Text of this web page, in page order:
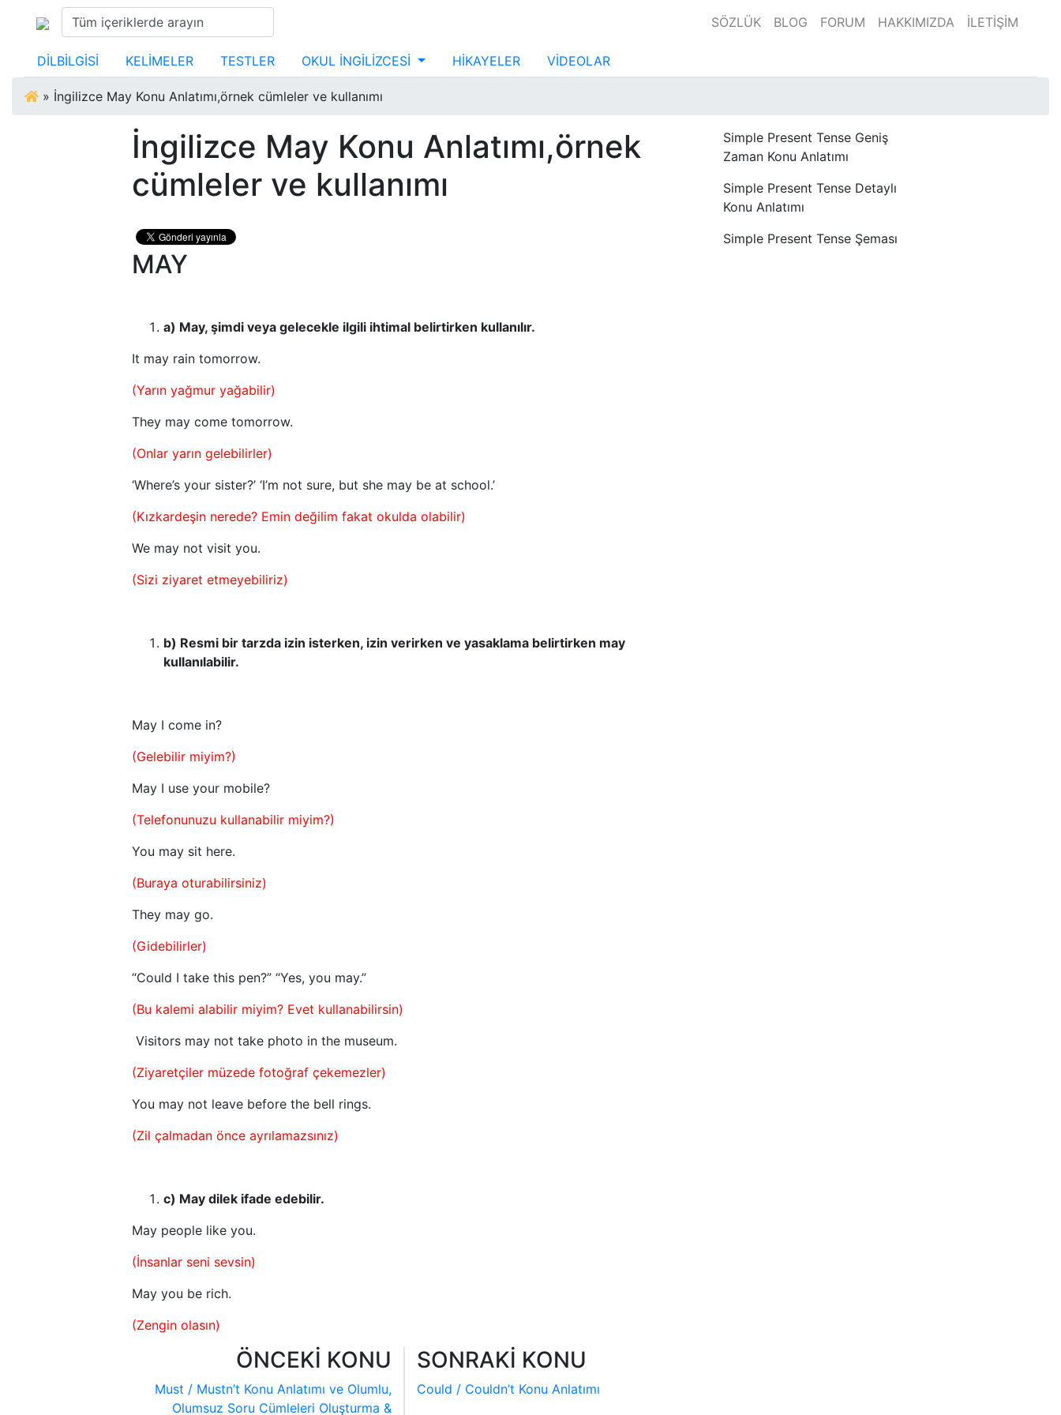
SÖZLÜK BLOG FORUM HAKKIMIZDA İLETİŞİM
DİLBİLGİSİ KELİMELER TESTLER OKUL İNGİLİZCESİ HİKAYELER VİDEOLAR
» İngilizce May Konu Anlatımı,örnek cümleler ve kullanımı
İngilizce May Konu Anlatımı,örnek
cümleler ve kullanımı
MAY
a) May, şimdi veya gelecekle ilgili ihtimal belirtirken kullanılır.
It may rain tomorrow.
(Yarın yağmur yağabilir)
They may come tomorrow.
(Onlar yarın gelebilirler)
‘Where’s your sister?’ ‘I’m not sure, but she may be at school.’
(Kızkardeşin nerede? Emin değilim fakat okulda olabilir)
We may not visit you.
(Sizi ziyaret etmeyebiliriz)
b) Resmi bir tarzda izin isterken, izin verirken ve yasaklama belirtirken may
kullanılabilir.
May I come in?
(Gelebilir miyim?)
May I use your mobile?
(Telefonunuzu kullanabilir miyim?)
You may sit here.
(Buraya oturabilirsiniz)
They may go.
(Gidebilirler)
“Could I take this pen?” “Yes, you may.”
(Bu kalemi alabilir miyim? Evet kullanabilirsin)
Visitors may not take photo in the museum.
(Ziyaretçiler müzede fotoğraf çekemezler)
You may not leave before the bell rings.
(Zil çalmadan önce ayrılamazsınız)
c) May dilek ifade edebilir.
May people like you.
(İnsanlar seni sevsin)
May you be rich.
(Zengin olasın)
ÖNCEKİ KONU
Must / Mustn’t Konu Anlatımı ve Olumlu,
Olumsuz Soru Cümleleri Oluşturma &
SONRAKİ KONU
Could / Couldn’t Konu Anlatımı
Simple Present Tense Geniş
Zaman Konu Anlatımı
Simple Present Tense Detaylı
Konu Anlatımı
Simple Present Tense Şeması